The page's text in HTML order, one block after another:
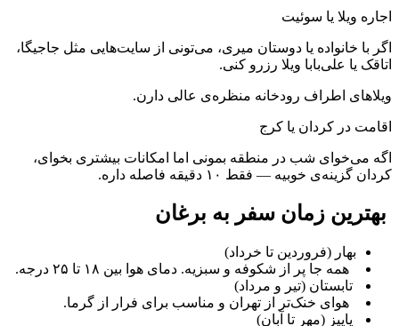
اجاره ویلا یا سوئیت
اگر با خانواده یا دوستان میری، می‌تونی از سایت‌هایی مثل جاجیگا،
اتاقک یا علی‌بابا ویلا رزرو کنی.
ویلاهای اطراف رودخانه منظره‌ی عالی دارن.
اقامت در کردان یا کرج
اگه می‌خوای شب در منطقه بمونی اما امکانات بیشتری بخوای،
کردان گزینه‌ی خوبیه — فقط ۱۰ دقیقه فاصله داره.
بهترین زمان سفر به برغان
بهار (فروردین تا خرداد)
همه جا پر از شکوفه و سبزیه. دمای هوا بین ۱۸ تا ۲۵ درجه.
تابستان (تیر و مرداد)
هوای خنک‌تر از تهران و مناسب برای فرار از گرما.
پاییز (مهر تا آبان)